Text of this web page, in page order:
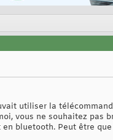
utiliser la
vous ne souhaitez pas
bluetooth. Peut être